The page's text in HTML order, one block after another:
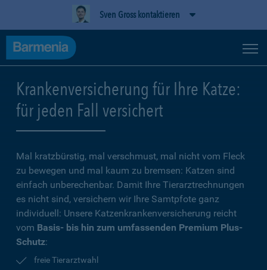
Sven Gross kontaktieren
Krankenversicherung für Ihre Katze:
für jeden Fall versichert
Mal kratzbürstig, mal verschmust, mal nicht vom Fleck
zu bewegen und mal kaum zu bremsen: Katzen sind
einfach unberechenbar. Damit Ihre Tierarztrechnungen
es nicht sind, versichern wir Ihre Samtpfote ganz
individuell: Unsere Katzenkrankenversicherung reicht
vom Basis- bis hin zum umfassenden Premium Plus-
Schutz:
freie Tierarztwahl